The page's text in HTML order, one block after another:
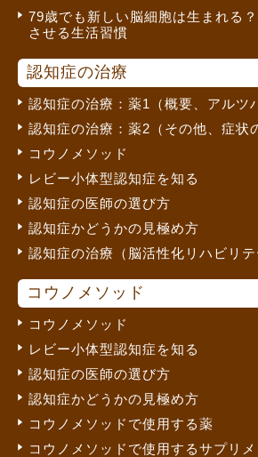
79歳でも新しい脳細胞は生まれる
させる生活習慣
認知症の治療
認知症の治療：薬1（概要、アルツ
認知症の治療：薬2（その他、症状
コウノメソッド
レビー小体型認知症を知る
認知症の医師の選び方
認知症かどうかの見極め方
認知症の治療（脳活性化リハビリテ
コウノメソッド
コウノメソッド
レビー小体型認知症を知る
認知症の医師の選び方
認知症かどうかの見極め方
コウノメソッドで使用する薬
コウノメソッドで使用するサプリメ